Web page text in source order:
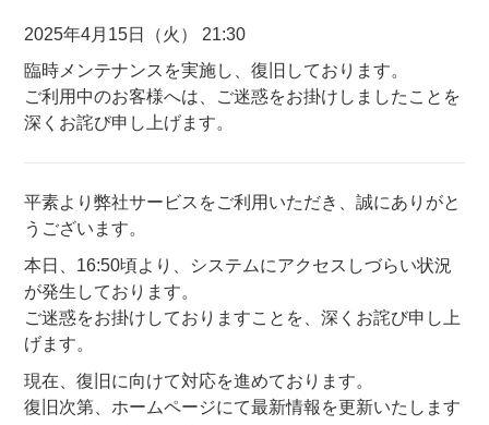
2025年4月15日（火） 21:30
臨時メンテナンスを実施し、復旧しております。
ご利用中のお客様へは、ご迷惑をお掛けしましたことを
深くお詫び申し上げます。
平素より弊社サービスをご利用いただき、誠にありがと
うございます。
本日、16:50頃より、システムにアクセスしづらい状況
が発生しております。
ご迷惑をお掛けしておりますことを、深くお詫び申し上
げます。
現在、復旧に向けて対応を進めております。
復旧次第、ホームページにて最新情報を更新いたします